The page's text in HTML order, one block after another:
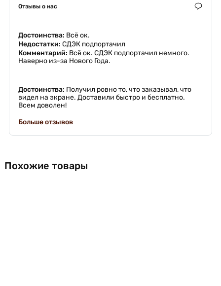
Отзывы о нас
Достоинства: Всё ок.
Недостатки: СДЭК подпортачил
Комментарий: Всё ок. СДЭК подпортачил немного.
Наверно из-за Нового Года.
Достоинства: Получил ровно то, что заказывал, что
видел на экране. Доставили быстро и бесплатно.
Всем доволен!
Больше отзывов
Похожие товары